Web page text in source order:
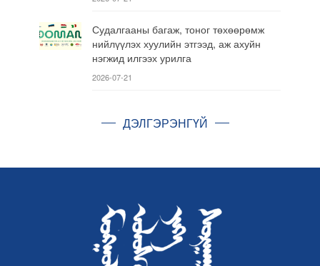
Судалгааны багаж, тоног төхөөрөмж
нийлүүлэх хуулийн этгээд, аж ахуйн
нэгжид илгээх урилга
2026-07-21
ДЭЛГЭРЭНГҮЙ